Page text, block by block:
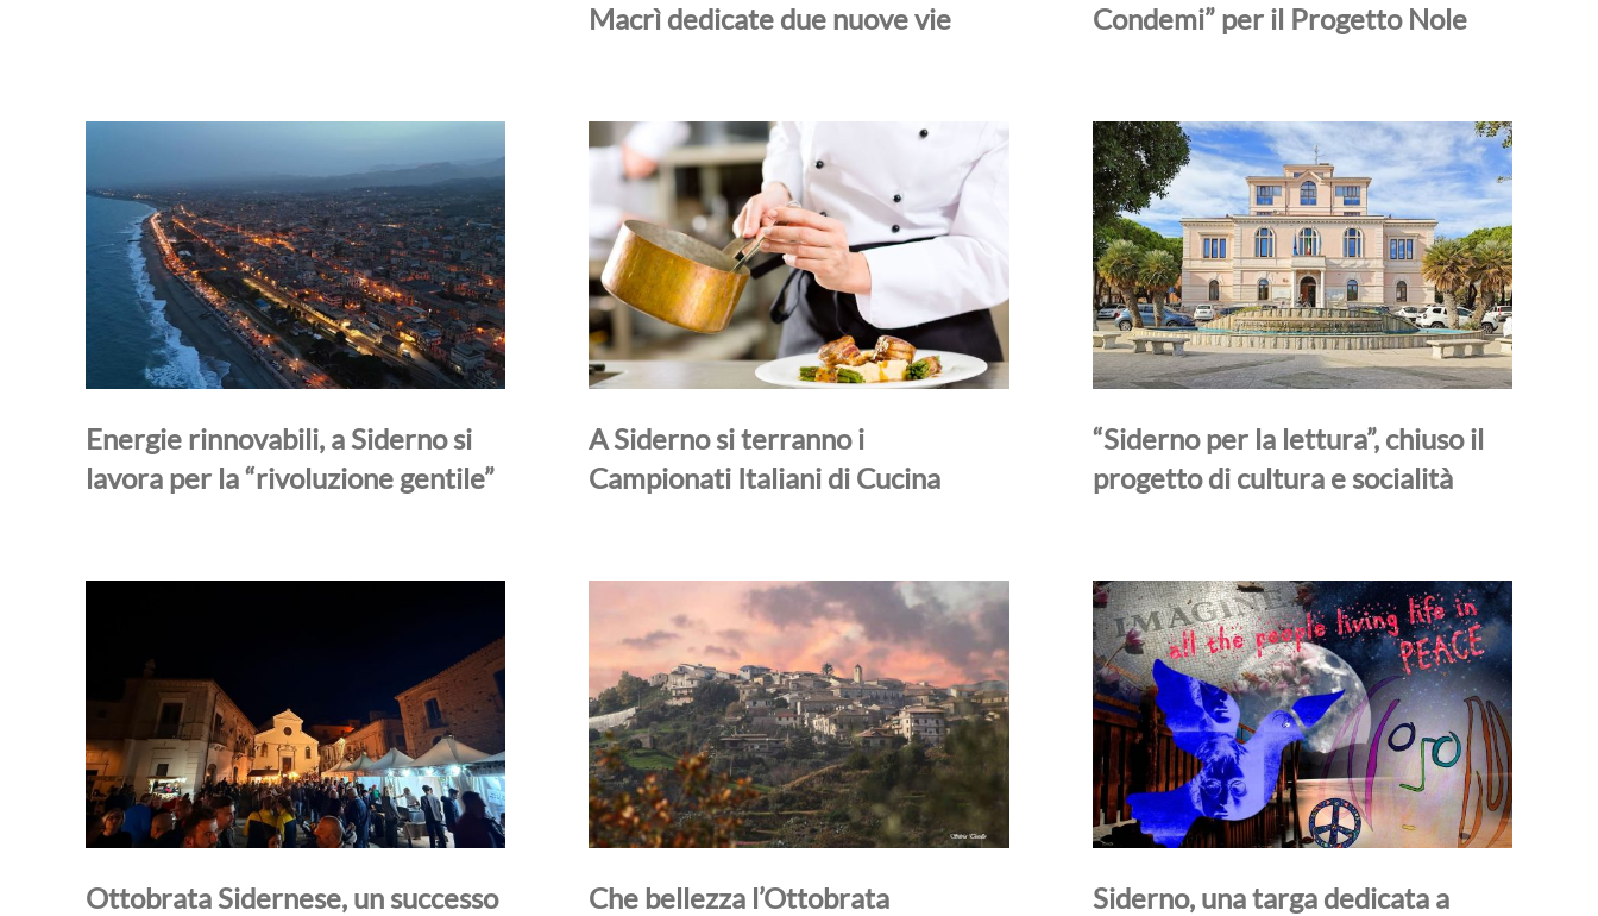
Macrì dedicate due nuove vie
Condemi” per il Progetto Nole
Energie rinnovabili, a Siderno si
lavora per la “rivoluzione gentile”
A Siderno si terranno i
Campionati Italiani di Cucina
“Siderno per la lettura”, chiuso il
progetto di cultura e socialità
Ottobrata Sidernese, un successo
Che bellezza l’Ottobrata
Siderno, una targa dedicata a